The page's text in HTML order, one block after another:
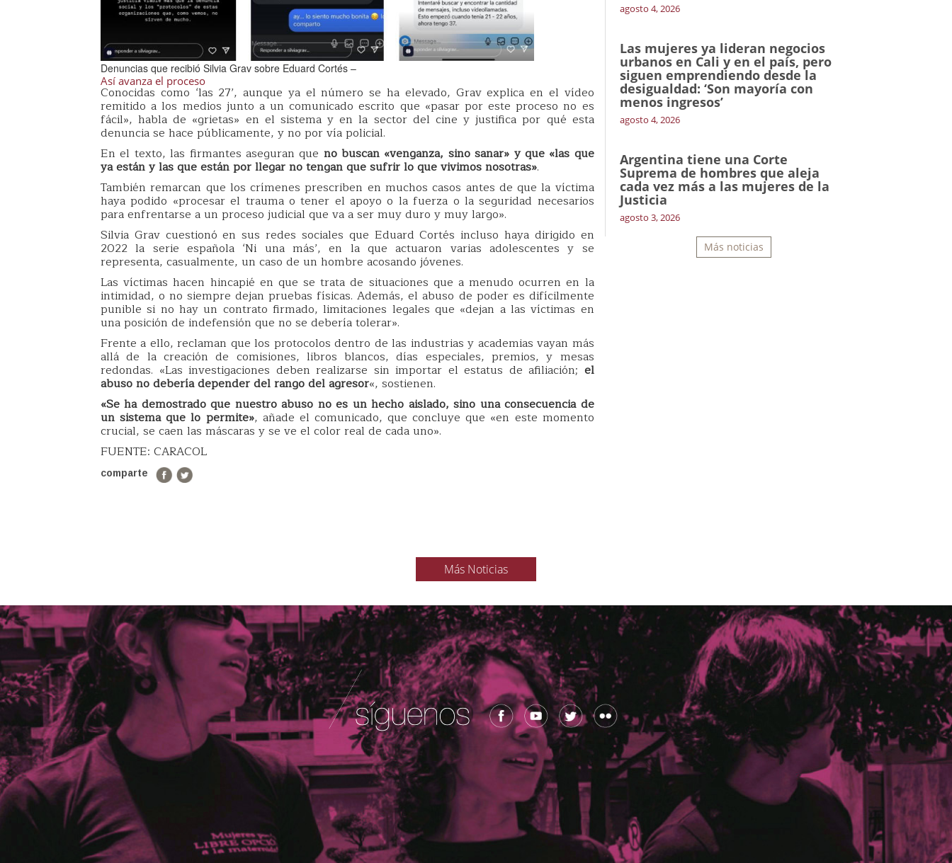
Denuncias que recibió Silvia Grav sobre Eduard Cortés –
Así avanza el proceso
Conocidas como ‘las 27’, aunque ya el número se ha elevado, Grav explica en el vídeo
remitido a los medios junto a un comunicado escrito que «pasar por este proceso no es
fácil», habla de «grietas» en el sistema y en la sector del cine y justifica por qué esta
denuncia se hace públicamente, y no por vía policial.
En el texto, las firmantes aseguran que no buscan «venganza, sino sanar» y que «las que
ya están y las que están por llegar no tengan que sufrir lo que vivimos nosotras».
También remarcan que los crímenes prescriben en muchos casos antes de que la víctima
haya podido «procesar el trauma o tener el apoyo o la fuerza o la seguridad necesarios
para enfrentarse a un proceso judicial que va a ser muy duro y muy largo».
Silvia Grav cuestionó en sus redes sociales que Eduard Cortés incluso haya dirigido en
2022 la serie española ‘Ni una más’, en la que actuaron varias adolescentes y se
representa, casualmente, un caso de un hombre acosando jóvenes.
Las víctimas hacen hincapié en que se trata de situaciones que a menudo ocurren en la
intimidad, o no siempre dejan pruebas físicas. Además, el abuso de poder es difícilmente
punible si no hay un contrato firmado, limitaciones legales que «dejan a las víctimas en
una posición de indefensión que no se debería tolerar».
Frente a ello, reclaman que los protocolos dentro de las industrias y academias vayan más
allá de la creación de comisiones, libros blancos, días especiales, premios, y mesas
redondas. «Las investigaciones deben realizarse sin importar el estatus de afiliación; el
abuso no debería depender del rango del agresor«, sostienen.
«Se ha demostrado que nuestro abuso no es un hecho aislado, sino una consecuencia de
un sistema que lo permite», añade el comunicado, que concluye que «en este momento
crucial, se caen las máscaras y se ve el color real de cada uno».
FUENTE: CARACOL
comparte
agosto 4, 2026
Las mujeres ya lideran negocios
urbanos en Cali y en el país, pero
siguen emprendiendo desde la
desigualdad: ‘Son mayoría con
menos ingresos’
agosto 4, 2026
Argentina tiene una Corte
Suprema de hombres que aleja
cada vez más a las mujeres de la
Justicia
agosto 3, 2026
Más noticias
Más Noticias